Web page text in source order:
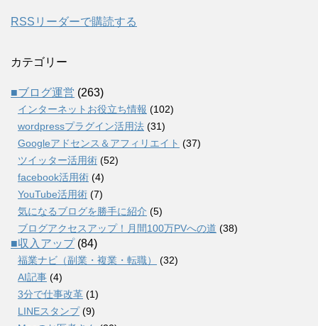
RSSリーダーで購読する
カテゴリー
■ブログ運営 (263)
インターネットお役立ち情報 (102)
wordpressプラグイン活用法 (31)
Googleアドセンス＆アフィリエイト (37)
ツイッター活用術 (52)
facebook活用術 (4)
YouTube活用術 (7)
気になるブログを勝手に紹介 (5)
ブログアクセスアップ！月間100万PVへの道 (38)
■収入アップ(84)
福業ナビ（副業・複業・転職）
(32)
AI記事 (4)
3分で仕事改革 (1)
LINEスタンプ(9)